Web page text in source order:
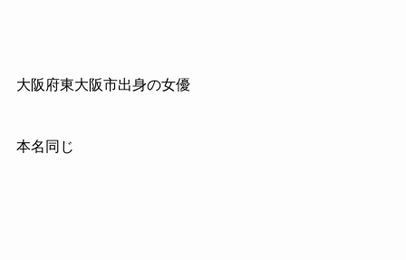
大阪府東大阪市出身の女優
本名同じ